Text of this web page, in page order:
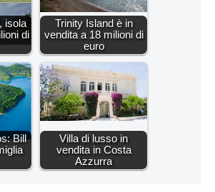
isola
di
Trinity Island è in
vendita a 18 milioni di
euro
Bill
Villa di lusso in
vendita in Costa
Azzurra